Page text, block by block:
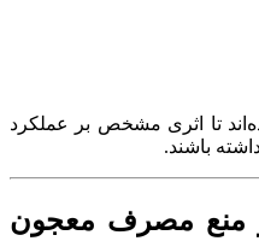
تا اثری مشخص بر عملکرد
باشند.
منع مصرف معجون